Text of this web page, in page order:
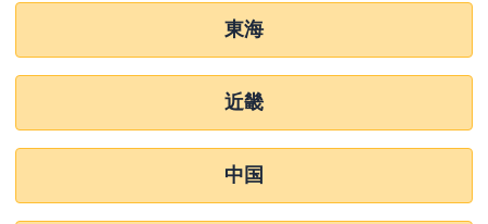
東海
近畿
中国